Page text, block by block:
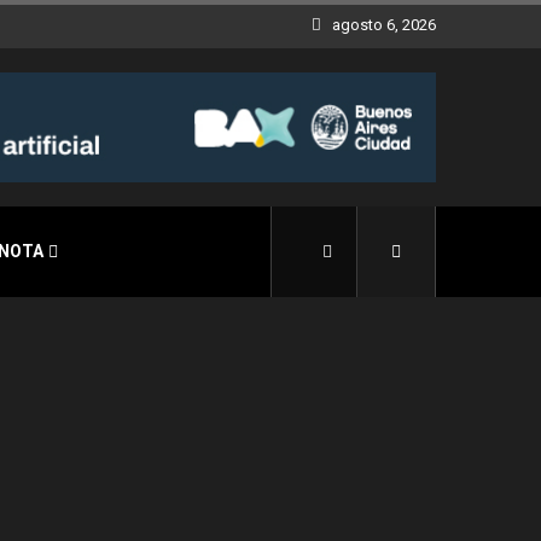
agosto 6, 2026